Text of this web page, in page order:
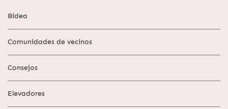
Bidea
Comunidades de vecinos
Consejos
Elevadores